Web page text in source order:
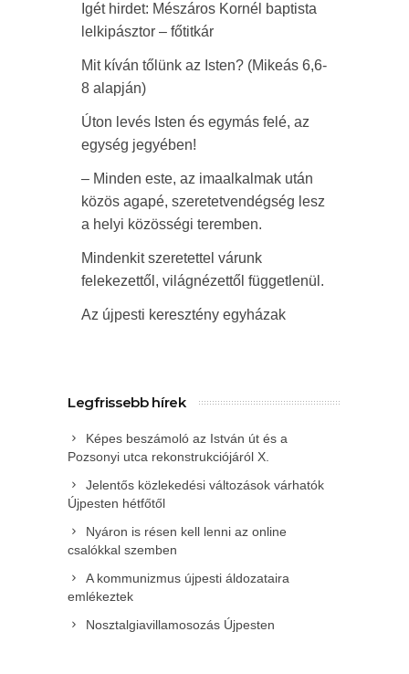
Igét hirdet: Mészáros Kornél baptista
lelkipásztor – főtitkár
Mit kíván tőlünk az Isten? (Mikeás 6,6-
8 alapján)
Úton levés Isten és egymás felé, az
egység jegyében!
– Minden este, az imaalkalmak után
közös agapé, szeretetvendégség lesz
a helyi közösségi teremben.
Mindenkit szeretettel várunk
felekezettől, világnézettől függetlenül.
Az újpesti keresztény egyházak
Legfrissebb hírek
Képes beszámoló az István út és a
Pozsonyi utca rekonstrukciójáról X.
Jelentős közlekedési változások várhatók
Újpesten hétfőtől
Nyáron is résen kell lenni az online
csalókkal szemben
A kommunizmus újpesti áldozataira
emlékeztek
Nosztalgiavillamosozás Újpesten